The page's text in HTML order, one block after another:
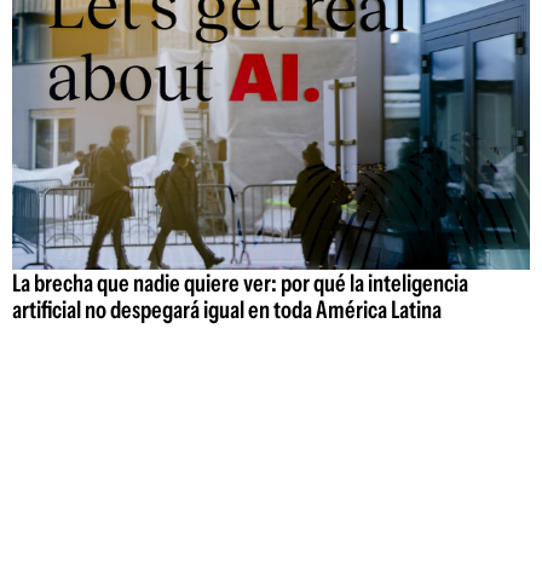
La brecha que nadie quiere ver: por qué la inteligencia
artificial no despegará igual en toda América Latina